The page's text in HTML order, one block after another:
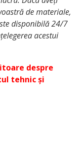
de materiale,
disponibilă 24/7
acestui
despre
tehnic și